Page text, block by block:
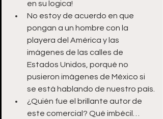
en su logica!
No estoy de acuerdo en que
pongan a un hombre con la
playera del América y las
imágenes de las calles de
Estados Unidos, porqué no
pusieron imágenes de México si
se está hablando de nuestro país.
¿Quién fue el brillante autor de
este comercial? Qué imbécil…